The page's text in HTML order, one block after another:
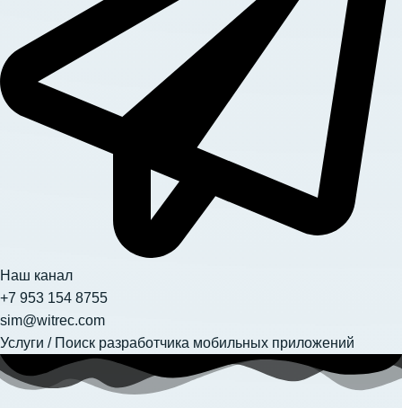
Наш канал
+7 953 154 8755
sim@witrec.com
Услуги / Поиск разработчика мобильных приложений